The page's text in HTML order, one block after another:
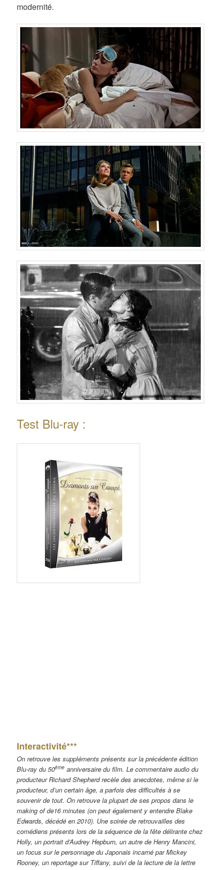
modernité.
Test Blu-ray :
Interactivité***
On retrouve les suppléments présents sur la précédente édition
Blu-ray du 50ème anniversaire du film. Le commentaire audio du
producteur Richard Shepherd recèle des anecdotes, même si le
producteur, d’un certain âge, a parfois des difficultés à se
souvenir de tout. On retrouve la plupart de ses propos dans le
making of de16 minutes (on peut également y entendre Blake
Edwards, décédé en 2010). Une soirée de retrouvailles des
comédiens présents lors de la séquence de la fête délirante chez
Holly, un portrait d’Audrey Hepburn, un autre de Henry Mancini,
un focus sur le personnage du Japonais incarné par Mickey
Rooney, un reportage sur Tiffany, suivi de la lecture de la lettre